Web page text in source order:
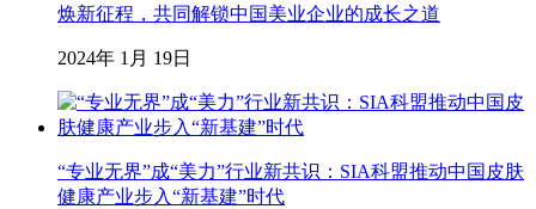
焕新征程，共同解锁中国美业企业的成长之道
2024年 1月 19日
“专业无界”成“美力”行业新共识：SIA科盟推动中国皮肤
健康产业步入“新基建”时代